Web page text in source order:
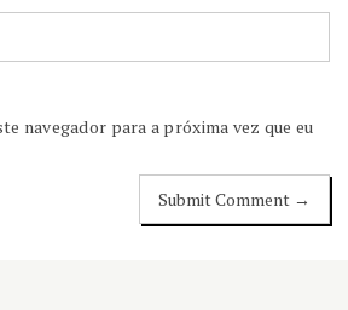
navegador para a próxima vez que eu